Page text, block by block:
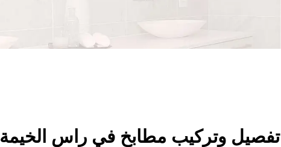
تفصيل وتركيب مطابخ في راس الخيمة